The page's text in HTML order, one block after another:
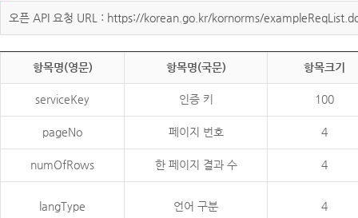
오픈 API 요청 URL : https://korean.go.kr/kornorms/
항목명(영문) 항목명(국문) 항목크기
serviceKey 인증 키 100
pageNo 페이지 번호 4
numOfRows 한 페이지 결과 수 4
langType 언어 구분 4